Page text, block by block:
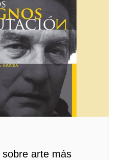
sobre arte más